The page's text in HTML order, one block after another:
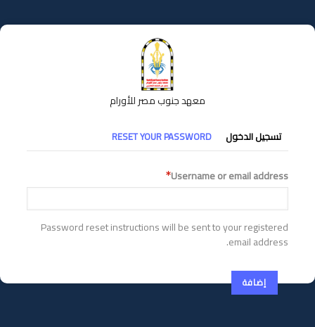
إلى
المحتوى
معهد جنوب مصر للأورام
التبويبات
الأساسية
تسجيل الدخول RESET YOUR PASSWORD
Username or email address
Password reset instructions will be sent to your registered
email address.